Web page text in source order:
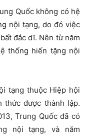
Quốc không có hệ
nội tạng, do đó việc
đắc dĩ. Nên từ năm
thống hiến tặng nội
tạng thuộc Hiệp hội
thức được thành lập.
Trung Quốc đã có
nội tạng, và năm